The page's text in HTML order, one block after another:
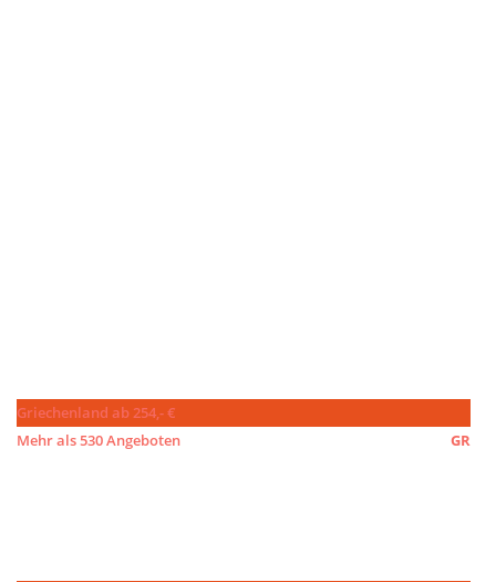
Griechenland ab 254,- €
GR
Mehr als 530 Angeboten